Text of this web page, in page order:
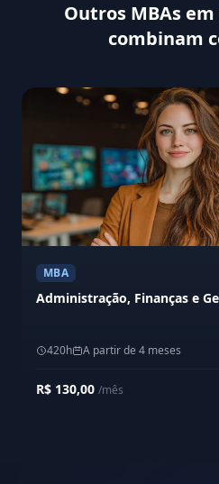
Outros MBAs
combinam
MBA
Administração, Finanças e
420h A partir de 4 meses
R$ 130,00 /mês